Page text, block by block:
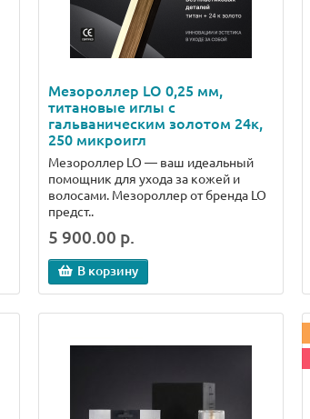
Мезороллер LO 0,25 мм,
титановые иглы с
гальваническим золотом 24к,
250 микроигл
Мезороллер LO — ваш идеальный
помощник для ухода за кожей и
волосами. Мезороллер от бренда LO
предст..
5 900.00 р.
В корзину